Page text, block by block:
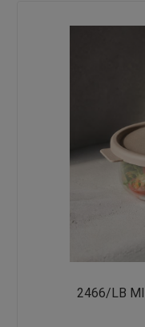
2466/LB